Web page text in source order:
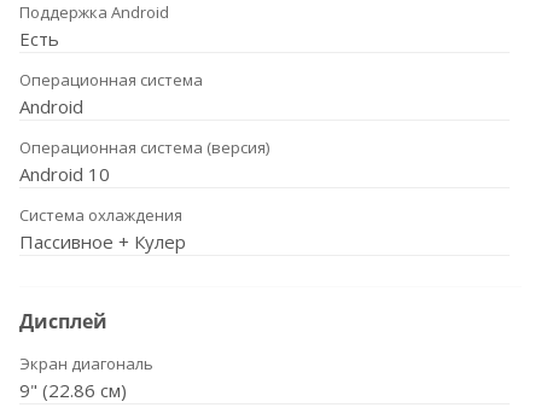
Поддержка Android
Есть
Операционная система
Android
Операционная система (версия)
Android 10
Система охлаждения
Пассивное + Кулер
Дисплей
Экран диагональ
9" (22.86 см)